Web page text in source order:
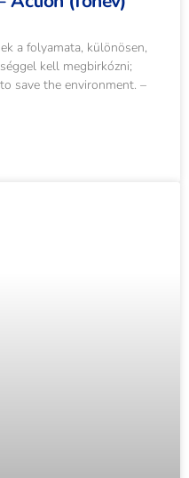
a folyamata, különösen,
kell megbirkózni;
save the environment. –